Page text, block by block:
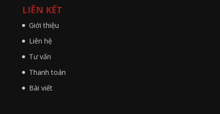
LIÊN KẾT
Giới thiệu
Liên hệ
Tư vấn
Thanh toán
Bài viết